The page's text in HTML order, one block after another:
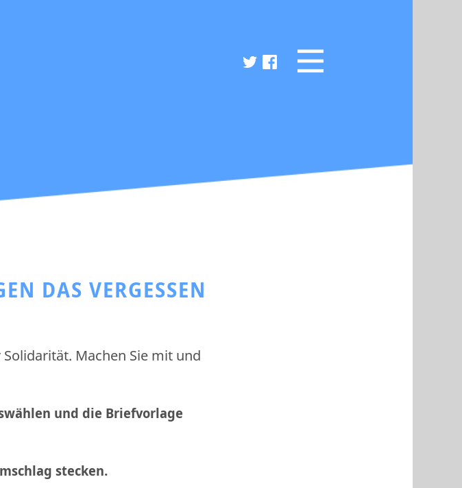
DAS VERGESSEN
Machen Sie mit und
und die Briefvorlage
stecken.